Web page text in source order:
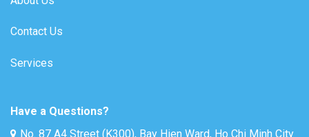
Contact Us
Services
Have a Questions?
No. 87 A4 Street (K300), Bay Hien Ward, Ho Chi Minh City